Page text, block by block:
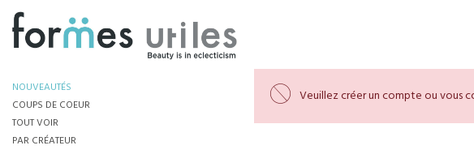
NOUVEAUTÉS
COUPS DE COEUR
TOUT VOIR
PAR CRÉATEUR
Veuillez créer un compte ou vous